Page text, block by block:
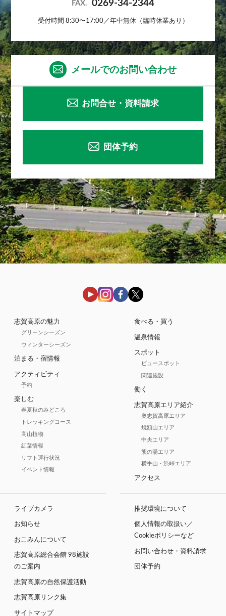
FAX. 0269-34-2344
受付時間 8:30〜17:00／年中無休（臨時休業あり）
メールでのお問い合わせ
お問合せ・資料請求
団体予約
志賀高原の魅力
グリーンシーズン
ウィンターシーズン
泊まる・宿情報
アクティビティ
予約
楽しむ
春夏秋のみどころ
トレッキングコース
高山植物
紅葉情報
リフト運行状況
イベント情報
食べる・買う
温泉情報
スポット
ビュースポット
関連施設
働く
志賀高原エリア紹介
奥志賀高原エリア
焼額山エリア
中央エリア
熊の湯エリア
横手山・渋峠エリア
アクセス
ライブカメラ
お知らせ
おこみんについて
志賀高原総合会館 98施設
のご案内
志賀高原の自然保護活動
志賀高原リンク集
サイトマップ
推奨環境について
個人情報の取扱い／
Cookieポリシーなど
お問い合わせ・資料請求
団体予約